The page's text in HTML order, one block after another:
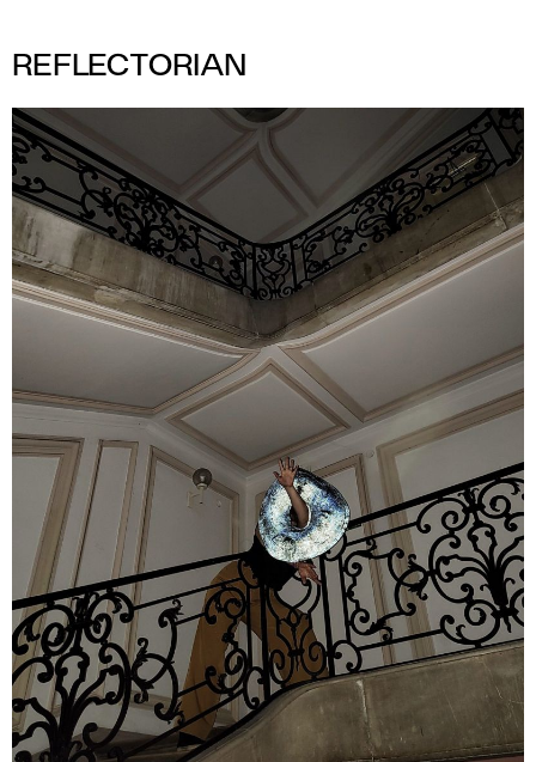
REFLECTORIAN